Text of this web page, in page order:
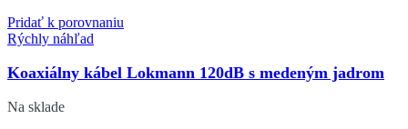
Pridať k porovnaniu
Rýchly náhľad
Koaxiálny kábel Lokmann 120dB s medeným jadrom
Na sklade